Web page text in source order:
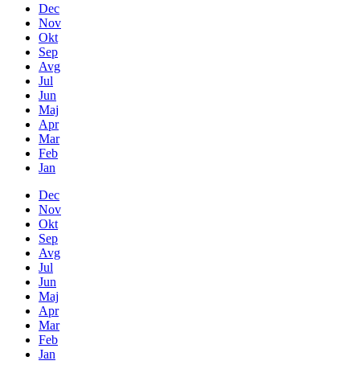
Dec
Nov
Okt
Sep
Avg
Jul
Jun
Maj
Apr
Mar
Feb
Jan
Dec
Nov
Okt
Sep
Avg
Jul
Jun
Maj
Apr
Mar
Feb
Jan